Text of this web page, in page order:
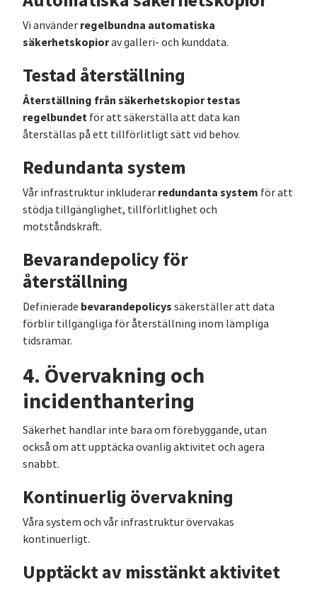
Vi använder regelbundna automatiska
säkerhetskopiorav galleri- och kunddata.
Testad återställning
Återställning från säkerhetskopior testas
regelbundet för att säkerställa att data kan
återställas på ett tillförlitligt sätt vid behov.
Redundanta system
Vår infrastruktur inkluderar redundanta system för att
stödja tillgänglighet, tillförlitlighet och
motståndskraft.
Bevarandepolicy för
återställning
Definierade bevarandepolicys säkerställer att data
förblir tillgängliga för återställning inom lämpliga
tidsramar.
4. Övervakning och
incidenthantering
Säkerhet handlar inte bara om förebyggande, utan
också om att upptäcka ovanlig aktivitet och agera
snabbt.
Kontinuerlig övervakning
Våra system och vår infrastruktur övervakas
kontinuerligt.
Upptäckt av misstänkt aktivitet